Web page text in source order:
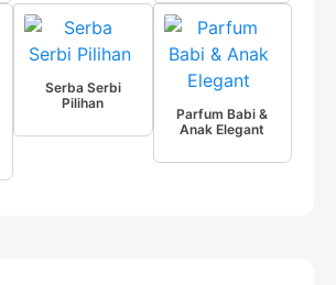
Serba Serbi
Pilihan
Parfum Babi &
Anak Elegant